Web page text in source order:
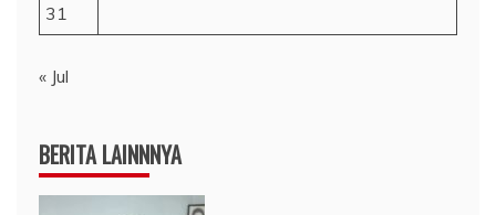
31
« Jul
BERITA LAINNNYA